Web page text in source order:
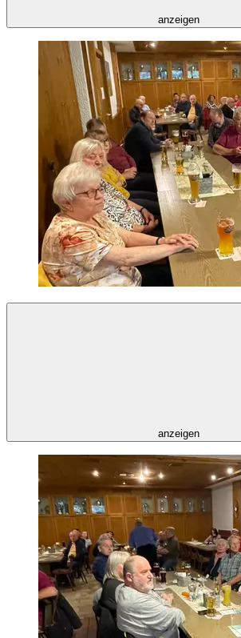
anzeigen
anzeigen